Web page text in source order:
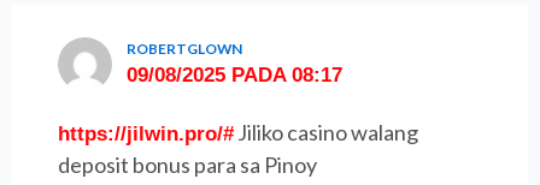
ROBERTGLOWN
09/08/2025 PADA 08:17
https://jilwin.pro/#Jiliko casino walang
deposit bonus para sa Pinoy